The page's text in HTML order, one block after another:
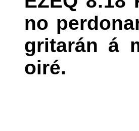
no
gritarán á
oiré.